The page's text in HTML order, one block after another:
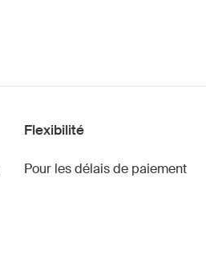
Flexibilité
Pour les délais de paiement